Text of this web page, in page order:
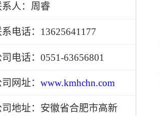
系人：周睿
系电话：13625641177
司电话：0551-63656801
网址： www.kmhchn.com
司地址：安徽省合肥市高新